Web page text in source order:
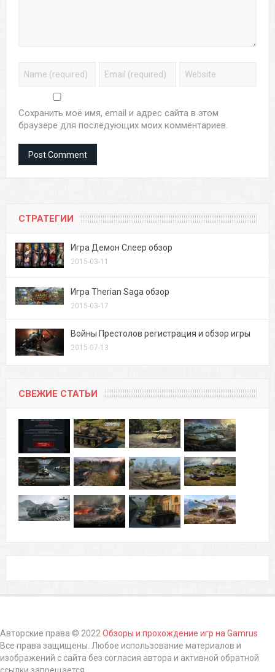
Сохранить моё имя, email и адрес сайта в этом
браузере для последующих моих комментариев.
СТРАТЕГИИ
Игра Демон Слеер обзор
2015-03-11
Игра Therian Saga обзор
2015-03-17
Войны Престолов регистрация и обзор игры
2015-07-13
СВЕЖИЕ СТАТЬИ
Авторские права © 2022 Обзоры и прохождение игр на Gamrus
Все права защищены. Любое использование материалов и
изображений с сайта без согласия автора и активной обратной